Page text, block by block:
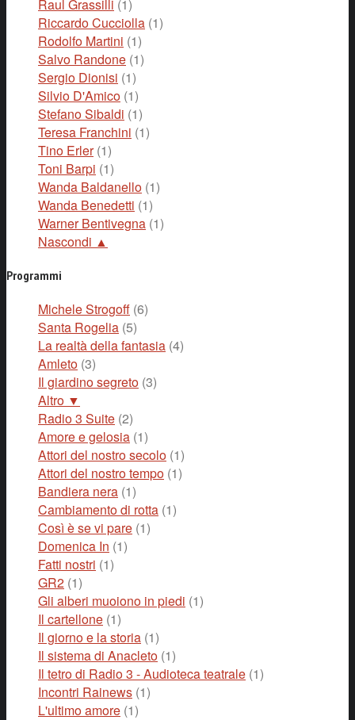
Raul Grassilli (1)
Riccardo Cucciolla (1)
Rodolfo Martini (1)
Salvo Randone (1)
Sergio Dionisi (1)
Silvio D'Amico (1)
Stefano Sibaldi (1)
Teresa Franchini (1)
Tino Erler (1)
Toni Barpi (1)
Wanda Baldanello (1)
Wanda Benedetti (1)
Warner Bentivegna (1)
Nascondi ▲
Programmi
Michele Strogoff (6)
Santa Rogelia (5)
La realtà della fantasia (4)
Amleto (3)
Il giardino segreto (3)
Altro ▼
Radio 3 Suite (2)
Amore e gelosia (1)
Attori del nostro secolo (1)
Attori del nostro tempo (1)
Bandiera nera (1)
Cambiamento di rotta (1)
Così è se vi pare (1)
Domenica In (1)
Fatti nostri (1)
GR2 (1)
Gli alberi muoiono in piedi (1)
Il cartellone (1)
Il giorno e la storia (1)
Il sistema di Anacleto (1)
Il tetro di Radio 3 - Audioteca teatrale (1)
Incontri Rainews (1)
L'ultimo amore (1)